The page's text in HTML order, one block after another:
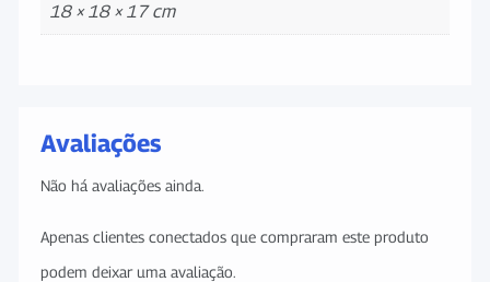
18 × 18 × 17 cm
Avaliações
Não há avaliações ainda.
Apenas clientes conectados que compraram este produto
podem deixar uma avaliação.